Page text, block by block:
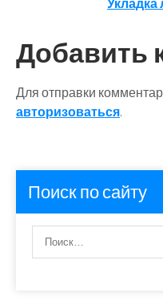
записям
Добавить
Для отправки
авторизоваться.
Поиск по сайту